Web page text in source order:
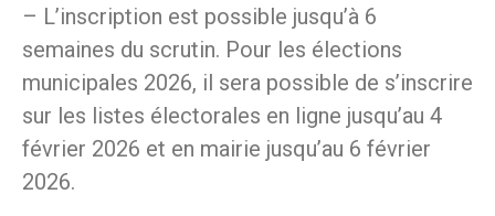
– L’inscription est possible jusqu’à 6
semaines du scrutin. Pour les élections
municipales 2026, il sera possible de s’inscrire
sur les listes électorales en ligne jusqu’au 4
février 2026 et en mairie jusqu’au 6 février
2026.